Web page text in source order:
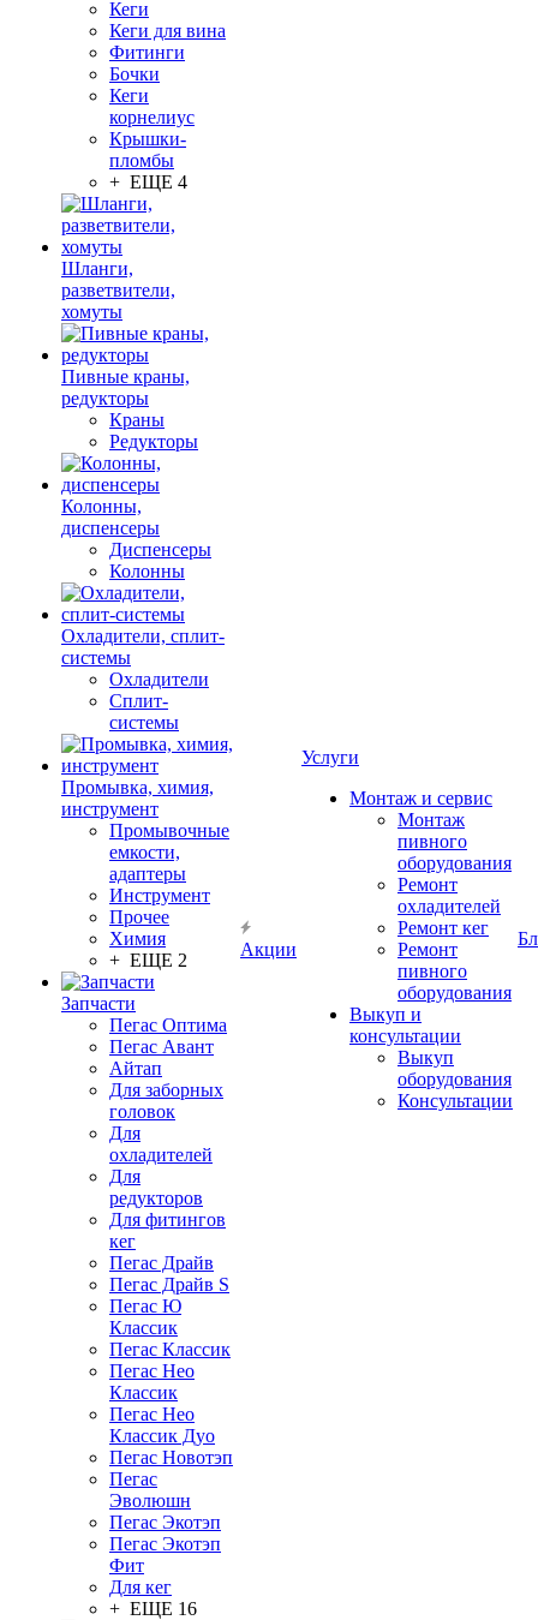
Кеги
Кеги для вина
Фитинги
Бочки
Кеги
корнелиус
Крышки-
пломбы
+ ЕЩЕ 4
Шланги,
разветвители,
хомуты
Пивные краны,
редукторы
Краны
Редукторы
Колонны,
диспенсеры
Диспенсеры
Колонны
Охладители, сплит-
системы
Охладители
Сплит-
системы
Промывка, химия,
инструмент
Промывочные
емкости,
адаптеры
Инструмент
Прочее
Химия
+ ЕЩЕ 2
Запчасти
Пегас Оптима
Пегас Авант
Айтап
Для заборных
головок
Для
охладителей
Для
редукторов
Для фитингов
кег
Пегас Драйв
Пегас Драйв S
Пегас Ю
Классик
Пегас Классик
Пегас Нео
Классик
Пегас Нео
Классик Дуо
Пегас Новотэп
Пегас
Эволюшн
Пегас Экотэп
Пегас Экотэп
Фит
Для кег
+ ЕЩЕ 16
Акции
Услуги
Монтаж и сервис
Монтаж
пивного
оборудования
Ремонт
охладителей
Ремонт кег
Ремонт
пивного
оборудования
Выкуп и
консультации
Выкуп
оборудования
Консультации